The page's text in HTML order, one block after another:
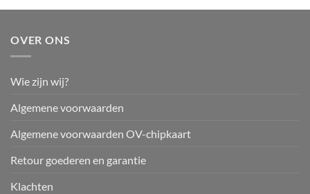
OVER ONS
Wie zijn wij?
Algemene voorwaarden
Algemene voorwaarden OV-chipkaart
Retour goederen en garantie
Klachten